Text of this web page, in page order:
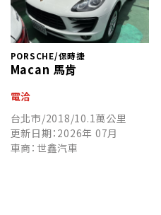
PORSCHE/保時捷
Macan 馬肯
電洽
台北市/2018/10.1萬公里
更新日期：2026年 07月
車商：世鑫汽車